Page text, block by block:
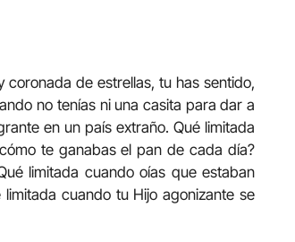
coronada de estrellas, tu has sentido,
no tenías ni una casita para dar a
en un país extraño. Qué limitada
te ganabas el pan de cada día?
limitada cuando oías que estaban
cuando tu Hijo agonizante se